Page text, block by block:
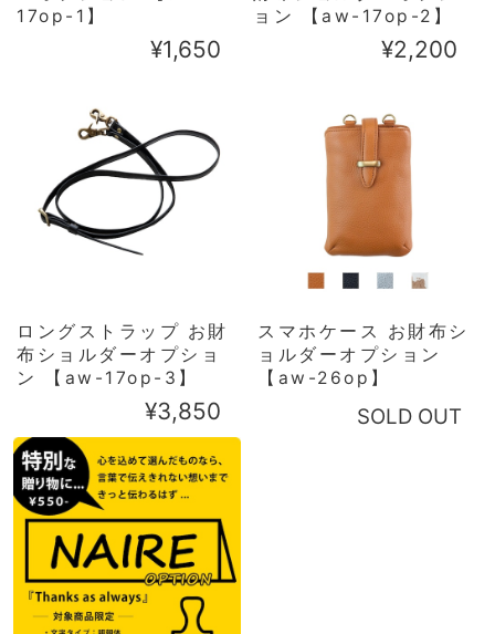
17op-1】
¥1,650
ョン 【aw-17op-2】
¥2,200
ロングストラップ お財
布ショルダーオプショ
ン 【aw-17op-3】
¥3,850
スマホケース お財布シ
ョルダーオプション
【aw-26op】
SOLD OUT